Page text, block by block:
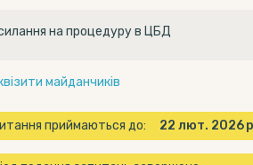
на процедуру в ЦБД
майданчиків
приймаються до: 22 лют. 2026